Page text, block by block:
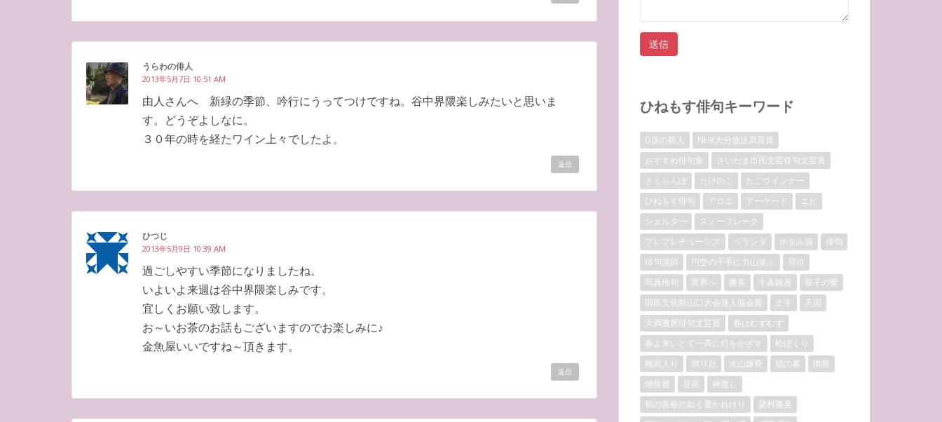
うらわの俳人
2013年5月7日 10:51 AM
由人さんへ 新緑の季節、吟行にうってつけですね。谷中界隈楽しみたいと思いま
す。どうぞよしなに。
３０年の時を経たワイン上々でしたよ。
返信
ひつじ
2013年5月9日 10:39 AM
過ごしやすい季節になりましたね。
いよいよ来週は谷中界隈楽しみです。
宜しくお願い致します。
お～いお茶のお話もございますのでお楽しみに♪
金魚屋いいですね～頂きます。
返信
ひねもす俳句キーワード
D坂の殺人
NHK大分放送局長賞
おすすめ俳句集
さいたま市民文芸俳句文芸賞
さくらんぼ
たけのこ
たこウインナー
ひねもす俳句
アロエ アーケード
エビ
シェルター
スノーフレーク
プレプレチューンズ
ベランダ ホタル袋
俳句
俳句講師
円空の千手に力山笑ふ
写俳
写真俳句
冥界へ 勝美 十条銀座
双子の嬰
国民文化祭山口大会俳人協会賞
土手
天国
天満書房俳句文芸賞
春はむずむず
春よ来いとて一斉に灯をかざす
松ぼくり
梅雨入り
滑り台 火山爆発 猫の墓
獺祭
獺祭賞
登高
神渡し
筍の首級の如く置かれけり
粟村勝美